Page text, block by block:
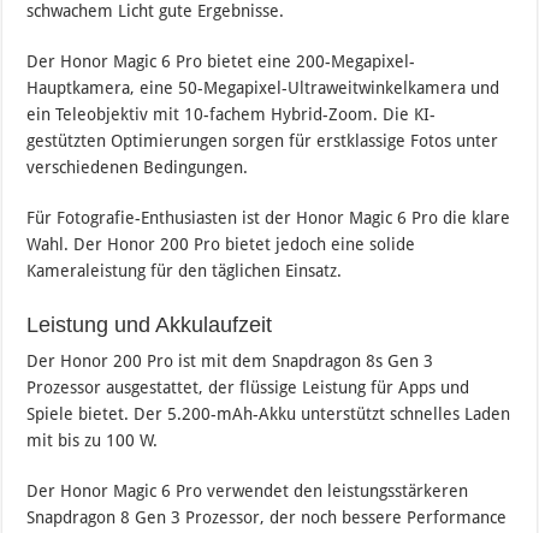
schwachem Licht gute Ergebnisse.
Der Honor Magic 6 Pro bietet eine 200-Megapixel-
Hauptkamera, eine 50-Megapixel-Ultraweitwinkelkamera und
ein Teleobjektiv mit 10-fachem Hybrid-Zoom. Die KI-
gestützten Optimierungen sorgen für erstklassige Fotos unter
verschiedenen Bedingungen.
Für Fotografie-Enthusiasten ist der Honor Magic 6 Pro die klare
Wahl. Der Honor 200 Pro bietet jedoch eine solide
Kameraleistung für den täglichen Einsatz.
Leistung und Akkulaufzeit
Der Honor 200 Pro ist mit dem Snapdragon 8s Gen 3
Prozessor ausgestattet, der flüssige Leistung für Apps und
Spiele bietet. Der 5.200-mAh-Akku unterstützt schnelles Laden
mit bis zu 100 W.
Der Honor Magic 6 Pro verwendet den leistungsstärkeren
Snapdragon 8 Gen 3 Prozessor, der noch bessere Performance